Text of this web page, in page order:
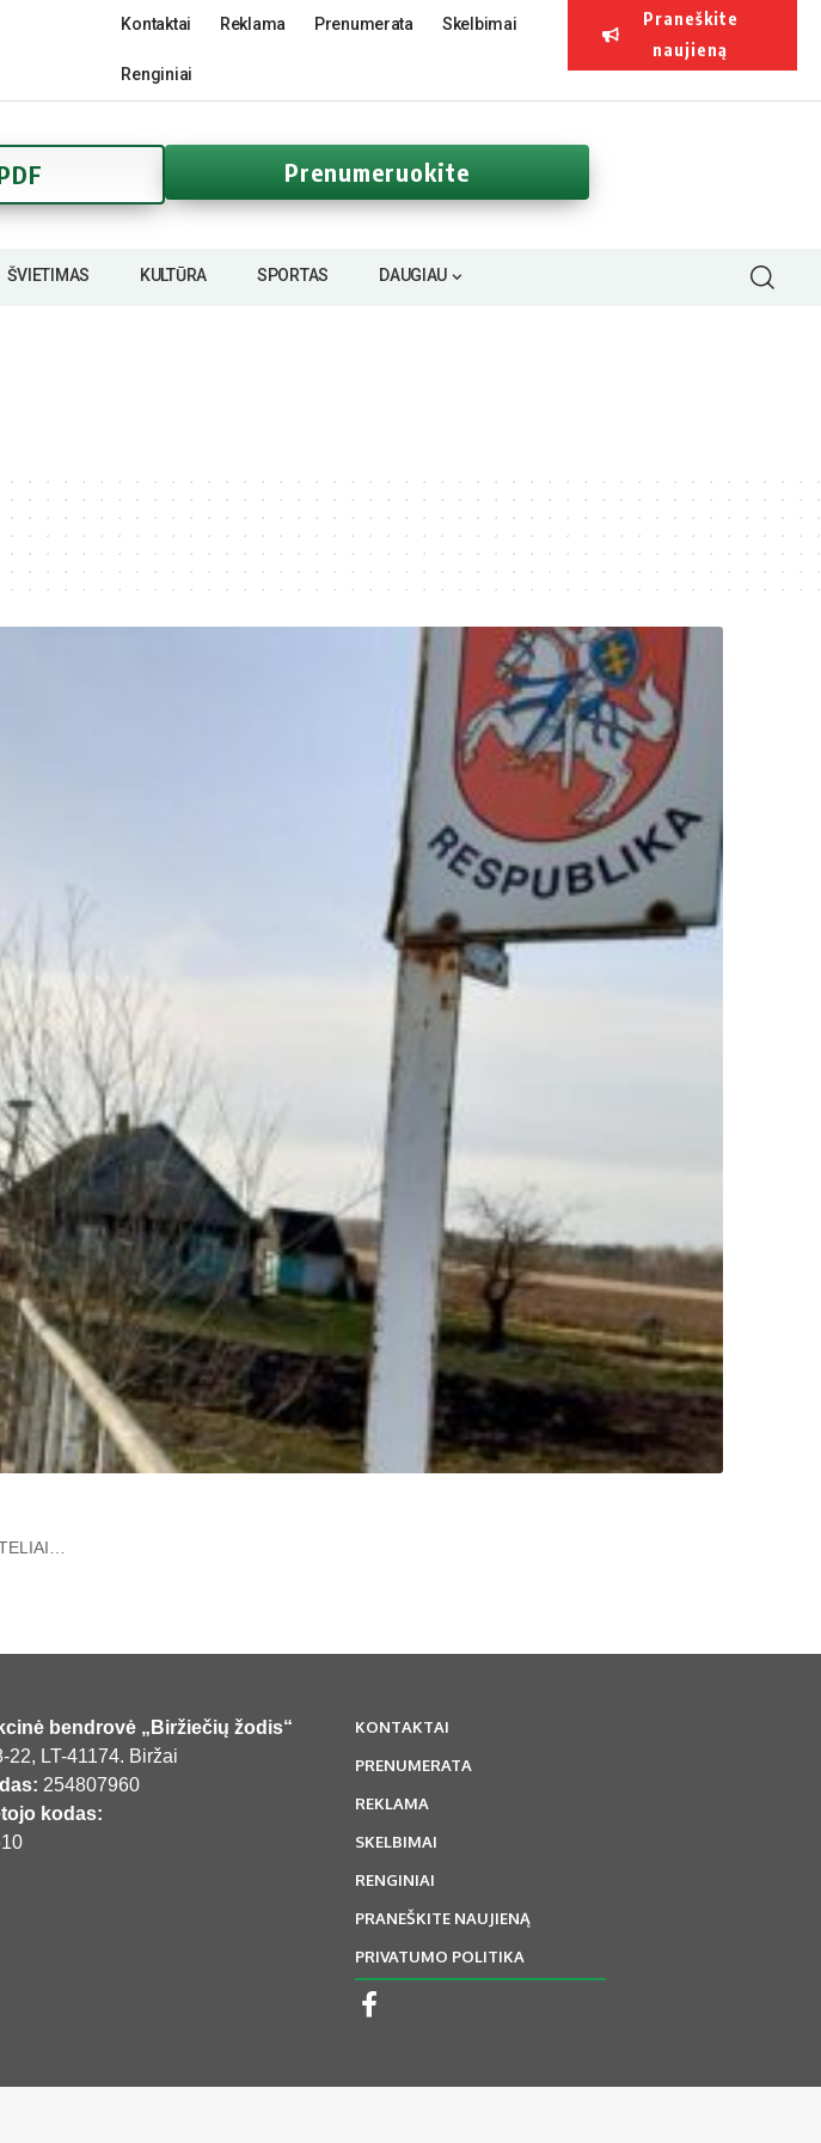
Kontaktai Reklama Prenumerata Skelbimai
Renginiai
Praneškite
naujieną
Prenumeruokite
ŠVIETIMAS KULTŪRA SPORTAS DAUGIAU
bendrovė „Biržiečių žodis“
22, LT-41174. Biržai
254807960
kodas:
KONTAKTAI
PRENUMERATA
REKLAMA
SKELBIMAI
RENGINIAI
PRANEŠKITE NAUJIENĄ
PRIVATUMO POLITIKA